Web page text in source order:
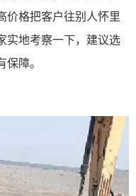
价格把客户往别人怀里
实地考察一下，建议选
障。